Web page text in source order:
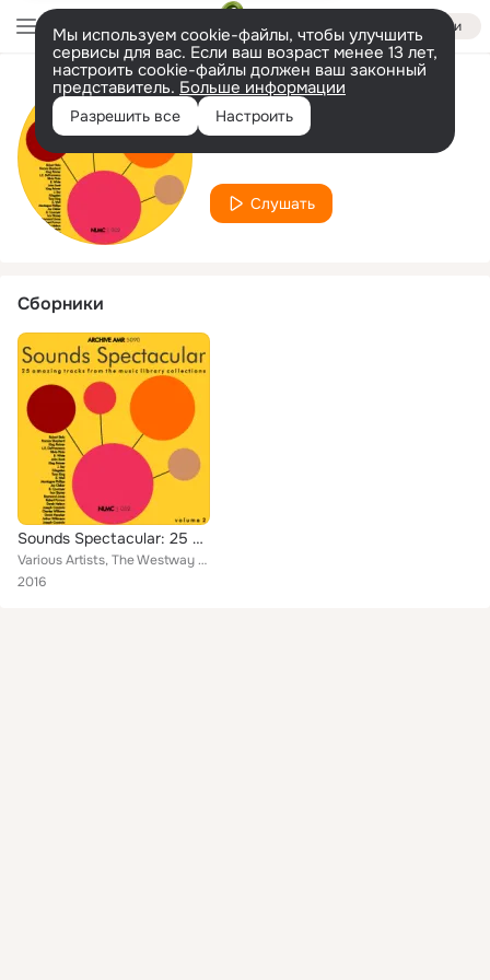
Войти
Мы используем cookie-файлы, чтобы улучшить
сервисы для вас. Если ваш возраст менее 13 лет,
настроить cookie-файлы должен ваш законный
представитель. Больше информации
Разрешить все Настроить
Исполнитель
The Nelson Trio
Слушать
Сборники
Sounds Spectacular: 25 Amazing N.M.L.C. Music Library Tracks, Volume 2
Various Artists, The Westway Studio Orchestra, The Brussels New Concert Orchestra, Benny Brown, The Noveltones, The Grosvenor St...
2016